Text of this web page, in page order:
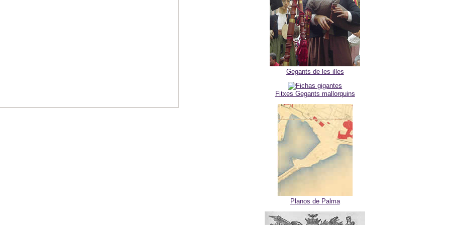
Gegants de les illes
Fitxes Gegants mallorquins
Planos de Palma